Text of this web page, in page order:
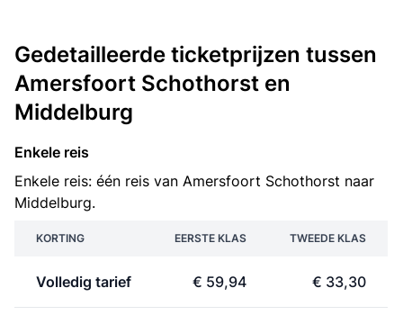
Gedetailleerde ticketprijzen tussen
Amersfoort Schothorst en
Middelburg
Enkele reis
Enkele reis: één reis van Amersfoort Schothorst naar
Middelburg.
KORTING EERSTE KLAS TWEEDE KLAS
Volledig tarief € 59,94 € 33,30